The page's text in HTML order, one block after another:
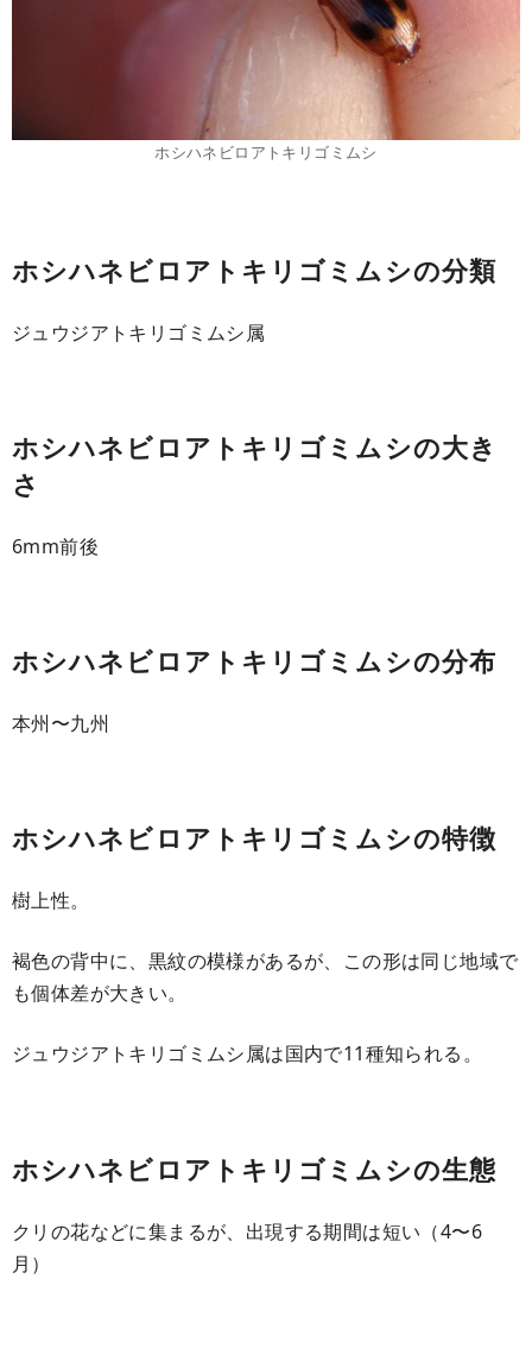
ホシハネビロアトキリゴミムシ
ホシハネビロアトキリゴミムシの分類
ジュウジアトキリゴミムシ属
ホシハネビロアトキリゴミムシの大き
さ
6mm前後
ホシハネビロアトキリゴミムシの分布
本州〜九州
ホシハネビロアトキリゴミムシの特徴
樹上性。
褐色の背中に、黒紋の模様があるが、この形は同じ地域で
も個体差が大きい。
ジュウジアトキリゴミムシ属は国内で11種知られる。
ホシハネビロアトキリゴミムシの生態
クリの花などに集まるが、出現する期間は短い（4〜6
月）